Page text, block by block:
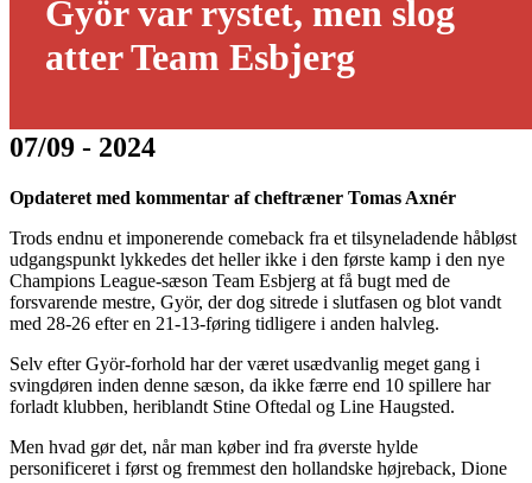
Györ var rystet, men slog
atter Team Esbjerg
07/09 - 2024
Opdateret med kommentar af cheftræner Tomas Axnér
Trods endnu et imponerende comeback fra et tilsyneladende håbløst
udgangspunkt lykkedes det heller ikke i den første kamp i den nye
Champions League-sæson Team Esbjerg at få bugt med de
forsvarende mestre, Györ, der dog sitrede i slutfasen og blot vandt
med 28-26 efter en 21-13-føring tidligere i anden halvleg.
Selv efter Györ-forhold har der været usædvanlig meget gang i
svingdøren inden denne sæson, da ikke færre end 10 spillere har
forladt klubben, heriblandt Stine Oftedal og Line Haugsted.
Men hvad gør det, når man køber ind fra øverste hylde
personificeret i først og fremmest den hollandske højreback, Dione